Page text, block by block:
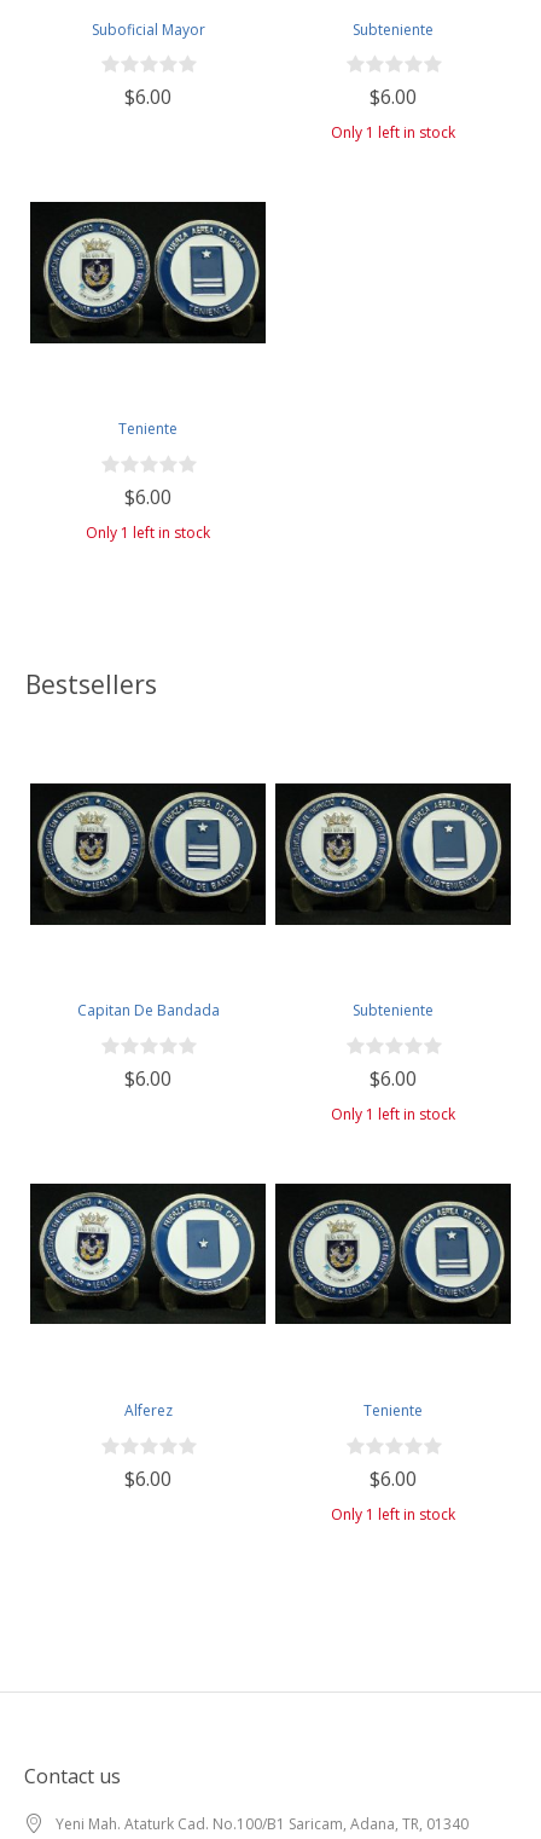
Suboficial Mayor
$6.00
Subteniente
$6.00
Only 1 left in stock
Teniente
$6.00
Only 1 left in stock
Bestsellers
Capitan De Bandada
$6.00
Subteniente
$6.00
Only 1 left in stock
Alferez
$6.00
Teniente
$6.00
Only 1 left in stock
Contact us
Yeni Mah. Ataturk Cad. No.100/B1 Saricam, Adana, TR, 01340